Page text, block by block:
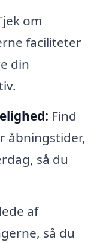
om
faciliteter
din
Find
åbningstider,
så du
af
så du